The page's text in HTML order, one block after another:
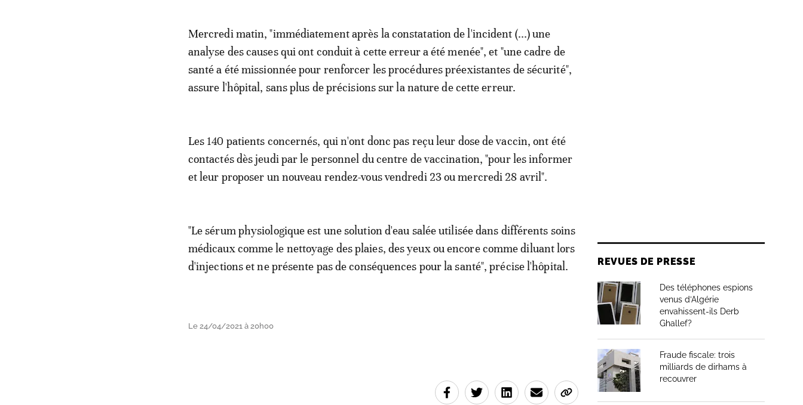
Mercredi matin, "immédiatement après la constatation de l'incident (...) une
analyse des causes qui ont conduit à cette erreur a été menée", et "une cadre de
santé a été missionnée pour renforcer les procédures préexistantes de sécurité",
assure l'hôpital, sans plus de précisions sur la nature de cette erreur.
Les 140 patients concernés, qui n'ont donc pas reçu leur dose de vaccin, ont été
contactés dès jeudi par le personnel du centre de vaccination, "pour les informer
et leur proposer un nouveau rendez-vous vendredi 23 ou mercredi 28 avril".
"Le sérum physiologique est une solution d'eau salée utilisée dans différents soins
médicaux comme le nettoyage des plaies, des yeux ou encore comme diluant lors
d'injections et ne présente pas de conséquences pour la santé", précise l'hôpital.
Le 24/04/2021 à 20h00
REVUES DE PRESSE
Des téléphones espions
venus d’Algérie
envahissent-ils Derb
Ghallef?
Fraude fiscale: trois
milliards de dirhams à
recouvrer